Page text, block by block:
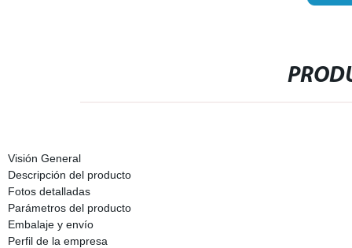
Visión General
Descripción del producto
Fotos detalladas
Parámetros del producto
Embalaje y envío
Perfil de la empresa